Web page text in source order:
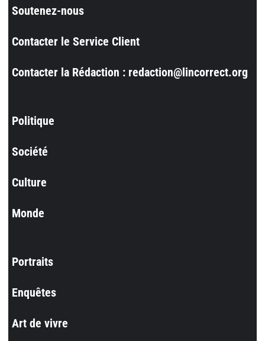
Soutenez-nous
Contacter le Service Client
Contacter la Rédaction : redaction@lincorrect.org
Politique
Société
Culture
Monde
Portraits
Enquêtes
Art de vivre